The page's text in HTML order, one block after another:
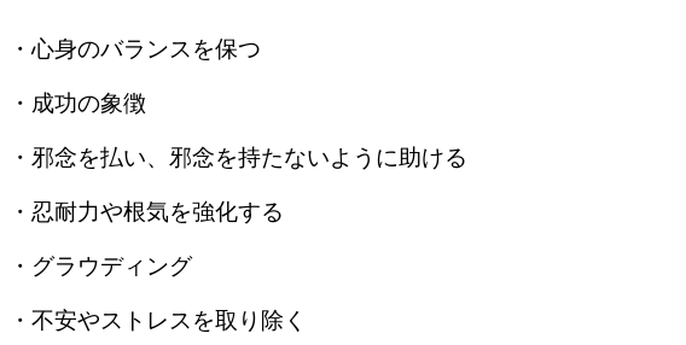
・心身のバランスを保つ
・成功の象徴
・邪念を払い、邪念を持たないように助ける
・忍耐力や根気を強化する
・グラウディング
・不安やストレスを取り除く